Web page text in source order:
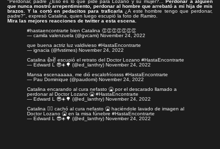
que nunca mostró arrepentimiento, perdonar al hombre que arrebató a mi hija de mis
brazos. Y la cortó en pedacitos para traficarla ¿A este hombre tengo que perdonar,
padre?", expresó Catalina, quien luego escupió la foto de Ramiro.
Mira las mejores reacciones de twitter a esta escena.
#hastaencontrarte bien Catalina 👏👏👏👏👏👏👏
— camila valenzuela (@gvcami) November 24, 2022
que buena actriz luz valdivieso #HastaEncontrarte
— ignacia (@fvstimes) November 24, 2022
Catalina 👍✌️ escupió el retrato del Doctor Lozano #HastaEncontrarte
— Edward L 😎☀️🌳 (@ed_lanthry) November 24, 2022
Mansa escenaaaaa, me dió escalofríossss #HastaEncontrarte
— Pau Dominique (@paudomi) November 24, 2022
Catalina encarando al cura nefasto 🤮 por el descarado llamado a
perdonar al Doctor Lozano 🤮 #HastaEncontrarte
— Edward L 😎☀️🌳 (@ed_lanthry) November 24, 2022
Catalina 🤦‍♀️ cachó al cura nefasto 🤮 haciéndole lavado de imagen al
Doctor Lozano 🤮 en la misa fúnebre #HastaEncontrarte
— Edward L 😎☀️🌳 (@ed_lanthry) November 24, 2022